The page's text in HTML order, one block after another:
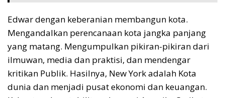
Edwar dengan keberanian membangun kota.
Mengandalkan perencanaan kota jangka panjang
yang matang. Mengumpulkan pikiran-pikiran dari
ilmuwan, media dan praktisi, dan mendengar
kritikan Publik. Hasilnya, New York adalah Kota
dunia dan menjadi pusat ekonomi dan keuangan.